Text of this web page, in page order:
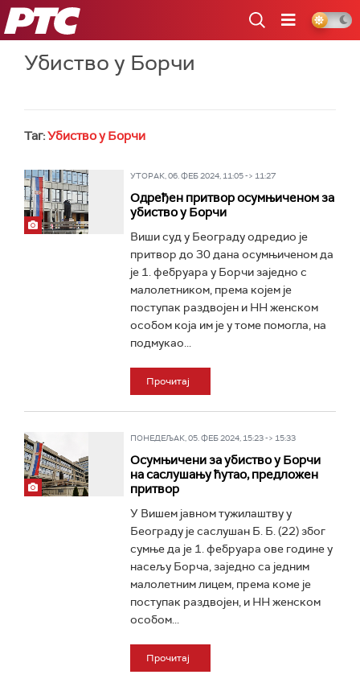
РТС
Убиство у Борчи
Таг:Убиство у Борчи
УТОРАК, 06. ФЕБ 2024, 11:05 -> 11:27
Одређен притвор осумњиченом за
убиство у Борчи
Виши суд у Београду одредио је
притвор до 30 дана осумњиченом да
је 1. фебруара у Борчи заједно с
малолетником, према којем је
поступак раздвојен и НН женском
особом која им је у томе помогла, на
подмукао...
Прочитај
ПОНЕДЕЉАК, 05. ФЕБ 2024, 15:23 -> 15:33
Осумњичени за убиство у Борчи
на саслушању ћутао, предложен
притвор
У Вишем јавном тужилаштву у
Београду је саслушан Б. Б. (22) због
сумње да је 1. фебруара ове године у
насељу Борча, заједно са једним
малолетним лицем, према коме је
поступак раздвојен, и НН женском
особом...
Прочитај